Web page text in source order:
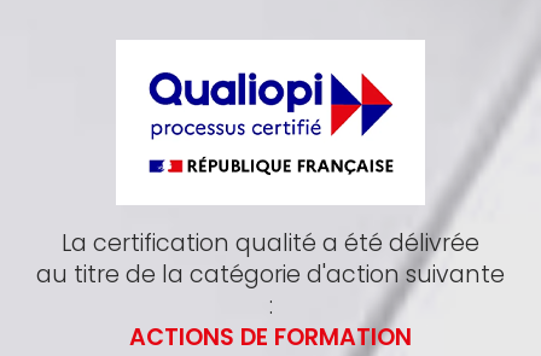
La certification qualité a été délivrée
au titre de la catégorie d'action suivante
:
ACTIONS DE FORMATION